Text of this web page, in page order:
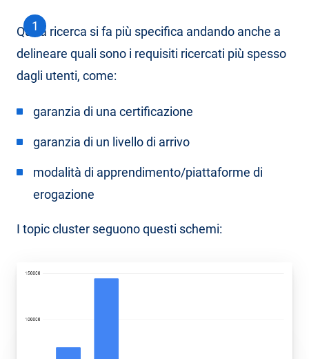
Qui la ricerca si fa più specifica andando anche a
delineare quali sono i requisiti ricercati più spesso
dagli utenti, come:
garanzia di una certificazione
garanzia di un livello di arrivo
modalità di apprendimento/piattaforme di
erogazione
I topic cluster seguono questi schemi: